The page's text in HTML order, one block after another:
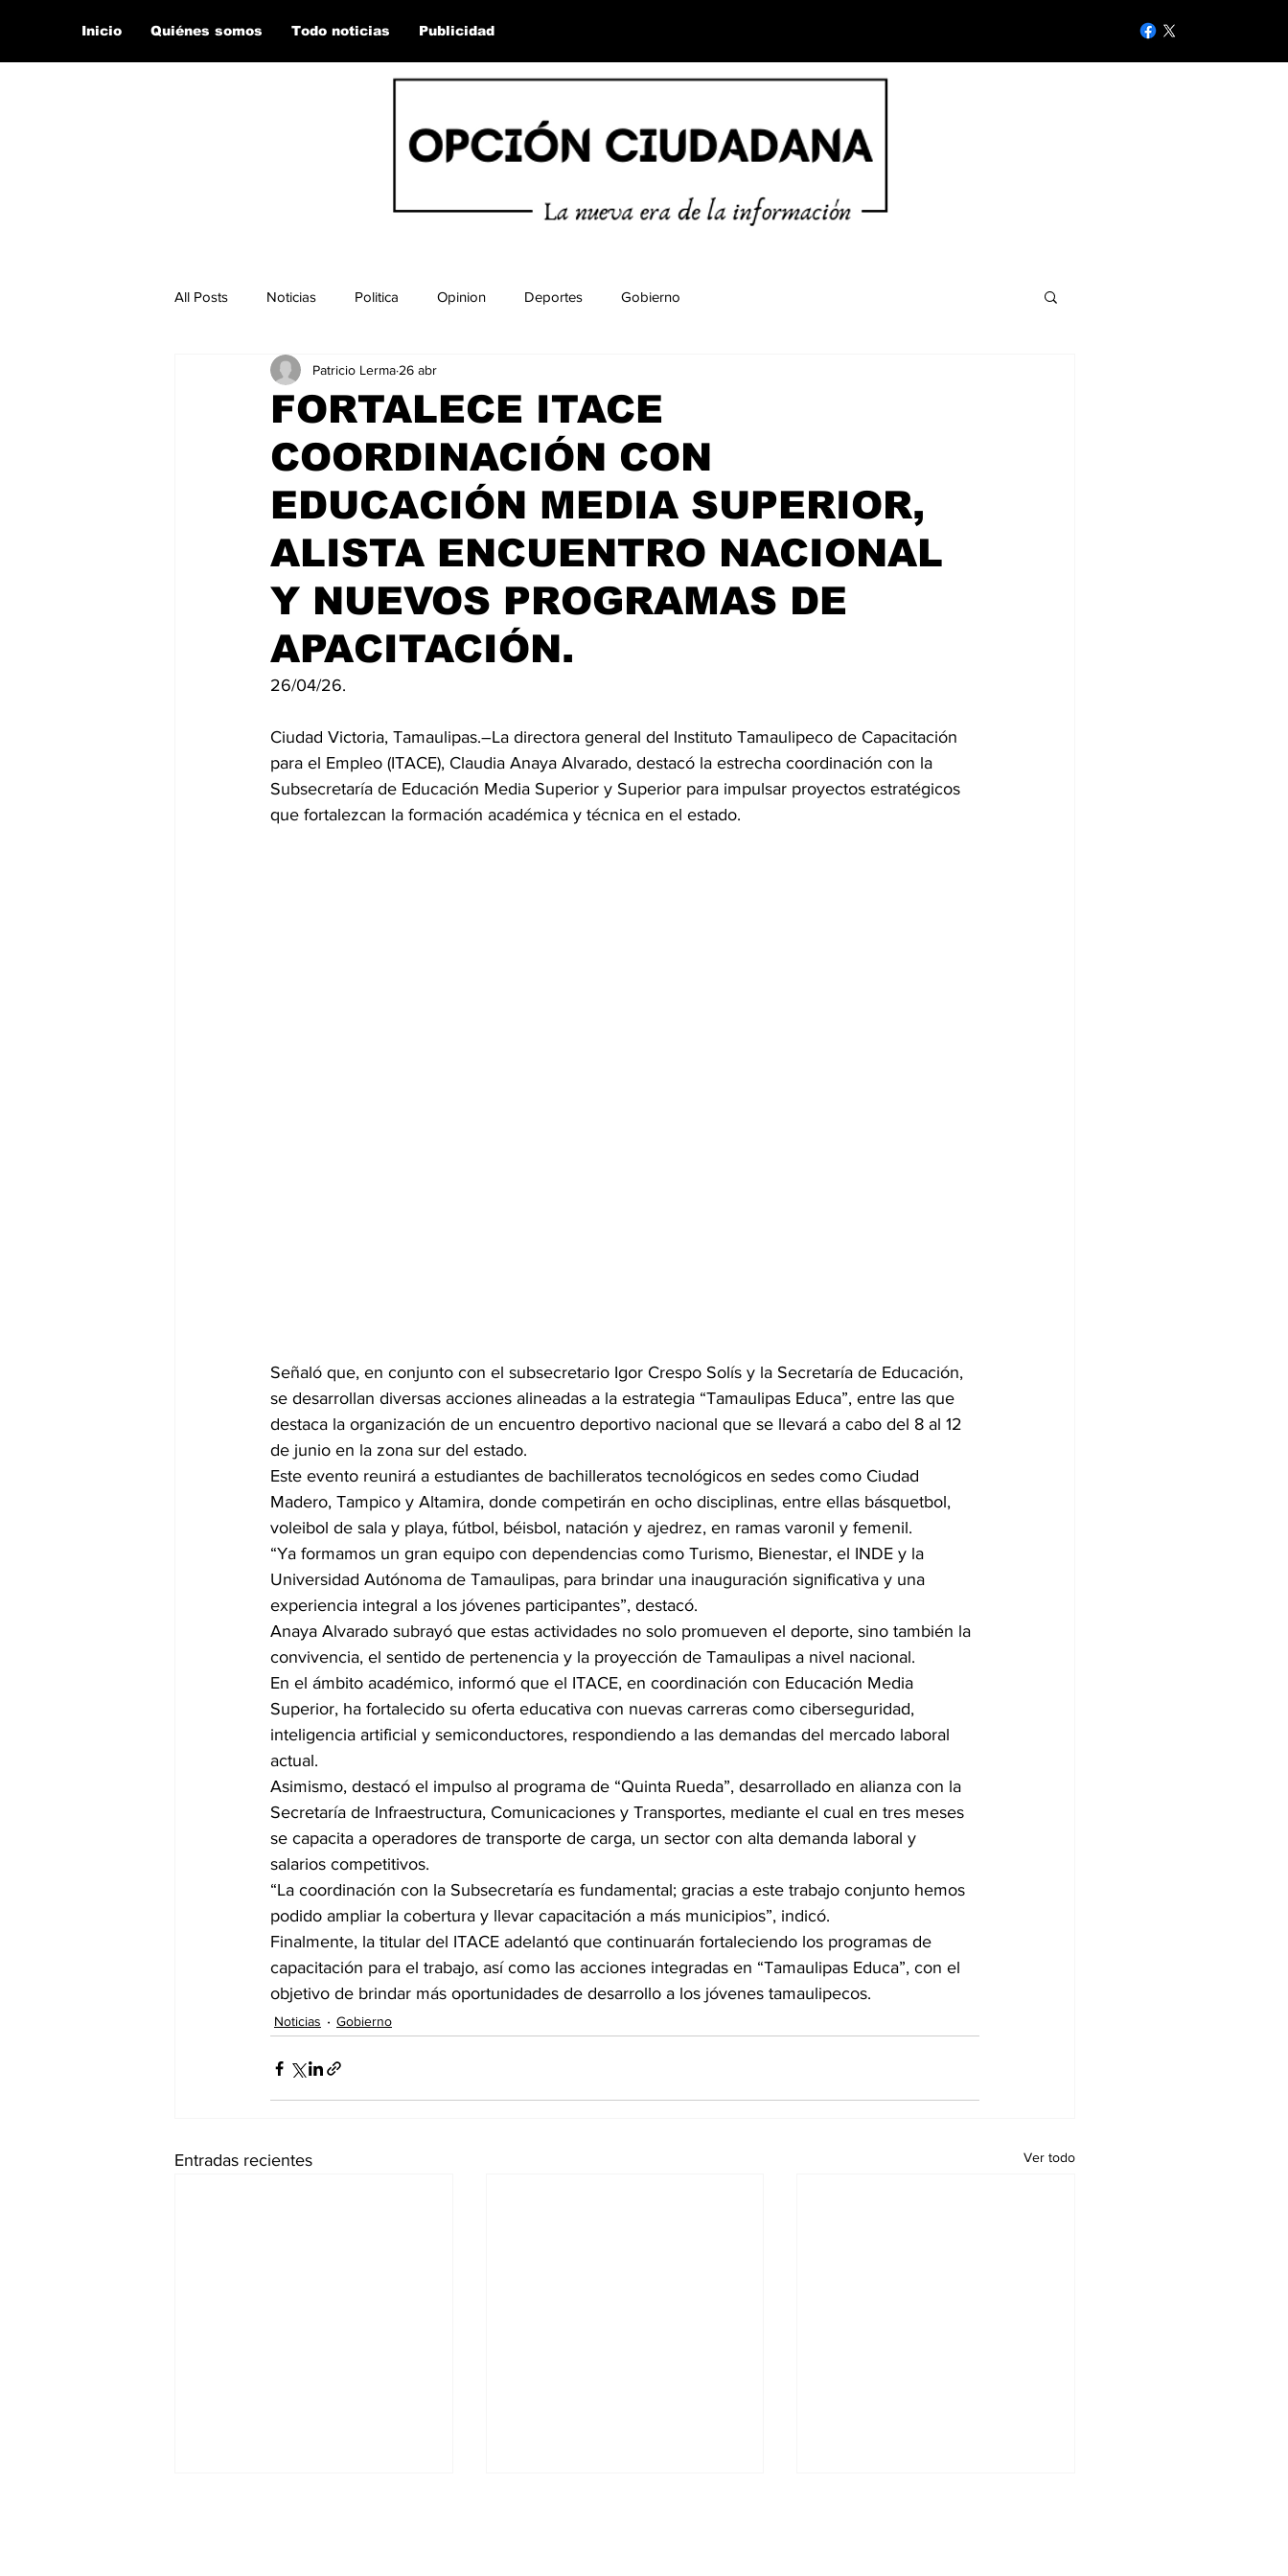
Inicio Quiénes somos Todo noticias Publicidad
All Posts Noticias Politica Opinion Deportes Gobierno
FORTALECE ITACE
COORDINACIÓN CON
EDUCACIÓN MEDIA SUPERIOR,
ALISTA ENCUENTRO NACIONAL
Y NUEVOS PROGRAMAS DE
APACITACIÓN.
Patricio Lerma 26 abr
26/04/26.
Ciudad Victoria, Tamaulipas.–La directora general del Instituto Tamaulipeco de Capacitación
para el Empleo (ITACE), Claudia Anaya Alvarado, destacó la estrecha coordinación con la
Subsecretaría de Educación Media Superior y Superior para impulsar proyectos estratégicos
que fortalezcan la formación académica y técnica en el estado.
Señaló que, en conjunto con el subsecretario Igor Crespo Solís y la Secretaría de Educación,
se desarrollan diversas acciones alineadas a la estrategia “Tamaulipas Educa”, entre las que
destaca la organización de un encuentro deportivo nacional que se llevará a cabo del 8 al 12
de junio en la zona sur del estado.
Este evento reunirá a estudiantes de bachilleratos tecnológicos en sedes como Ciudad
Madero, Tampico y Altamira, donde competirán en ocho disciplinas, entre ellas básquetbol,
voleibol de sala y playa, fútbol, béisbol, natación y ajedrez, en ramas varonil y femenil.
“Ya formamos un gran equipo con dependencias como Turismo, Bienestar, el INDE y la
Universidad Autónoma de Tamaulipas, para brindar una inauguración significativa y una
experiencia integral a los jóvenes participantes”, destacó.
Anaya Alvarado subrayó que estas actividades no solo promueven el deporte, sino también la
convivencia, el sentido de pertenencia y la proyección de Tamaulipas a nivel nacional.
En el ámbito académico, informó que el ITACE, en coordinación con Educación Media
Superior, ha fortalecido su oferta educativa con nuevas carreras como ciberseguridad,
inteligencia artificial y semiconductores, respondiendo a las demandas del mercado laboral
actual.
Asimismo, destacó el impulso al programa de “Quinta Rueda”, desarrollado en alianza con la
Secretaría de Infraestructura, Comunicaciones y Transportes, mediante el cual en tres meses
se capacita a operadores de transporte de carga, un sector con alta demanda laboral y
salarios competitivos.
“La coordinación con la Subsecretaría es fundamental; gracias a este trabajo conjunto hemos
podido ampliar la cobertura y llevar capacitación a más municipios”, indicó.
Finalmente, la titular del ITACE adelantó que continuarán fortaleciendo los programas de
capacitación para el trabajo, así como las acciones integradas en “Tamaulipas Educa”, con el
objetivo de brindar más oportunidades de desarrollo a los jóvenes tamaulipecos.
Noticias Gobierno
Entradas recientes Ver todo